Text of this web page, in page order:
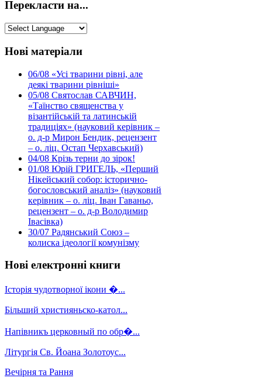
Перекласти на...
Нові матеріали
06/08 «Усі тварини рівні, але
деякі тварини рівніші»
05/08 Святослав САВЧИН,
«Таїнство священства у
візантійській та латинській
традиціях» (науковий керівник –
о. д-р Мирон Бендик, рецензент
– о. ліц. Остап Черхавський)
04/08 Крізь терни до зірок!
01/08 Юрій ГРИГЕЛЬ, «Перший
Нікейський собор: історично-
богословський аналіз» (науковий
керівник – о. ліц. Іван Гаваньо,
рецензент – о. д-р Володимир
Івасівка)
30/07 Радянський Союз –
колиска ідеології комунізму
Нові електронні книги
Історія чудотворної ікони �...
Більший християньско-катол...
Напівникъ церковный по обр�...
Літургія Св. Йоана Золотоус...
Вечірня та Рання